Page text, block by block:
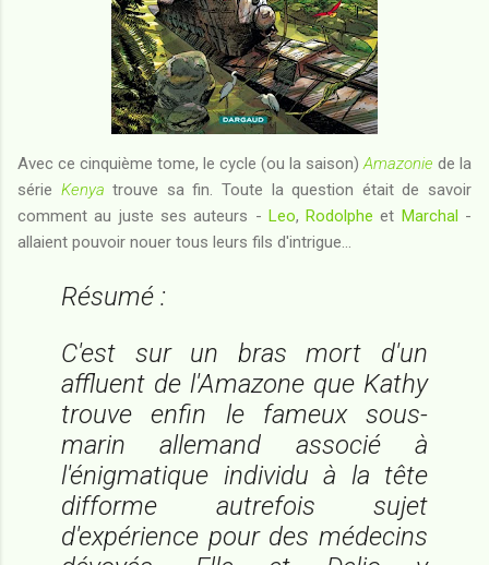
Avec ce cinquième tome, le cycle (ou la saison) Amazonie de la
série Kenya trouve sa fin. Toute la question était de savoir
comment au juste ses auteurs - Leo,Rodolphe et Marchal -
allaient pouvoir nouer tous leurs fils d'intrigue...
Résumé :
C'est sur un bras mort d'un
affluent de l'Amazone que Kathy
trouve enfin le fameux sous-
marin allemand associé à
l'énigmatique individu à la tête
difforme autrefois sujet
d'expérience pour des médecins